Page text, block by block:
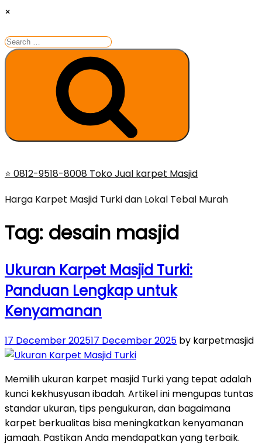
×
Search
for:
Search
Skip
content
⭐ 0812-9518-8008 Toko Jual karpet Masjid
Harga Karpet Masjid Turki dan Lokal Tebal Murah
Tag: desain masjid
Ukuran Karpet Masjid Turki:
Panduan Lengkap untuk
Kenyamanan
Posted
on
17 December 202517 December 2025 by karpetmasjid
Memilih ukuran karpet masjid Turki yang tepat adalah
kunci kekhusyusan ibadah. Artikel ini mengupas tuntas
standar ukuran, tips pengukuran, dan bagaimana
karpet berkualitas bisa meningkatkan kenyamanan
jamaah. Pastikan Anda mendapatkan yang terbaik.